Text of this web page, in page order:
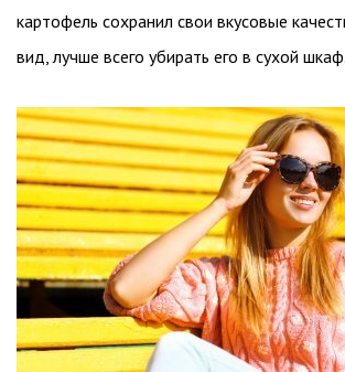
картофель сохранил свои вкусовые
вид, лучше всего убирать его в сухой шкаф.